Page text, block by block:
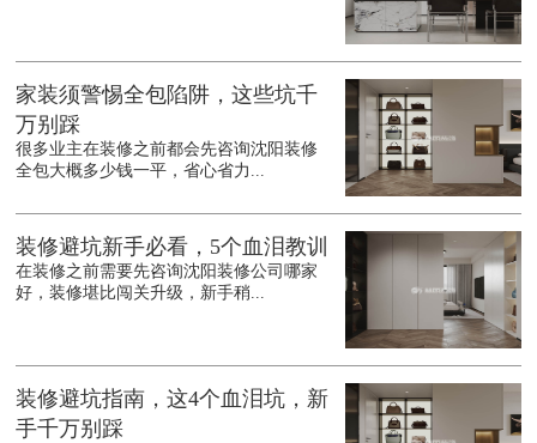
家装须警惕全包陷阱，这些坑千
万别踩
很多业主在装修之前都会先咨询沈阳装修
全包大概多少钱一平，省心省力...
装修避坑新手必看，5个血泪教训
在装修之前需要先咨询沈阳装修公司哪家
好，装修堪比闯关升级，新手稍...
装修避坑指南，这4个血泪坑，新
手千万别踩